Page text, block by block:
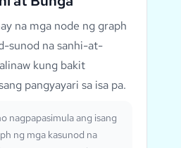
na mga node ng graph
sunod na sanhi-at-
kung bakit
pangyayari sa isa pa.
nagpapasimula ang isang
ng mga kasunod na